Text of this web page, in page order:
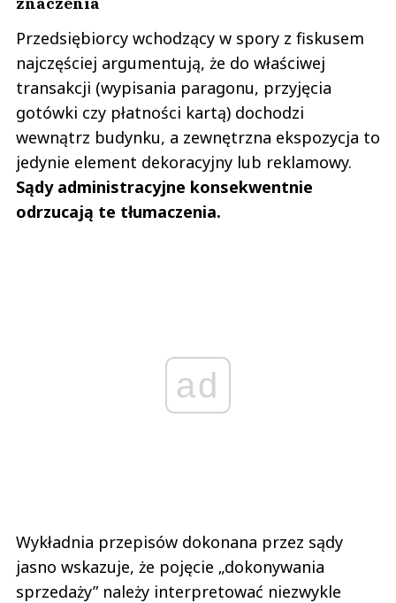
Przedsiębiorcy wchodzący w spory z fiskusem
najczęściej argumentują, że do właściwej
transakcji (wypisania paragonu, przyjęcia
gotówki czy płatności kartą) dochodzi
wewnątrz budynku, a zewnętrzna ekspozycja to
jedynie element dekoracyjny lub reklamowy.
Sądy administracyjne konsekwentnie
odrzucają te tłumaczenia.
ad
Wykładnia przepisów dokonana przez sądy
jasno wskazuje, że pojęcie „dokonywania
sprzedaży” należy interpretować niezwykle